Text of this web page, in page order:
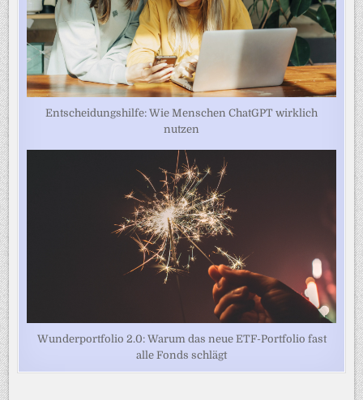
Entscheidungshilfe: Wie Menschen ChatGPT wirklich
nutzen
Wunderportfolio 2.0: Warum das neue ETF-Portfolio fast
alle Fonds schlägt